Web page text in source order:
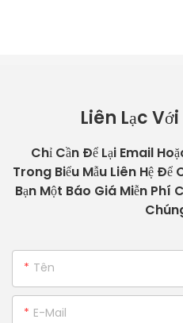
Liên Lạc
Chỉ Cần Để Lại Email
Trong Biểu Mẫu Liên Hệ
Bạn Một Báo Giá Miễn Phí
Tên
E-Mail